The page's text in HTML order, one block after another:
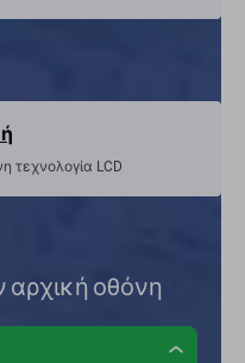
τεχνολογία LCD
αρχική οθόνη